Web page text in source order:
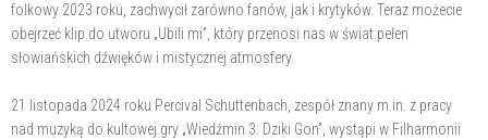
folkowy 2023 roku, zachwycił zarówno fanów, jak i krytyków. Teraz możecie
obejrzeć klip do utworu „Ubili mi”, który przenosi nas w świat pełen
słowiańskich dźwięków i mistycznej atmosfery.
21 listopada 2024 roku Percival Schuttenbach, zespół znany m.in. z pracy
nad muzyką do kultowej gry „Wiedźmin 3: Dziki Gon”, wystąpi w Filharmonii